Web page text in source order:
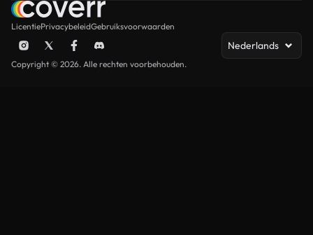
LicentiePrivacybeleidGebruiksvoorwaarden
Nederlands
Copyright © 2026. Alle rechten voorbehouden.